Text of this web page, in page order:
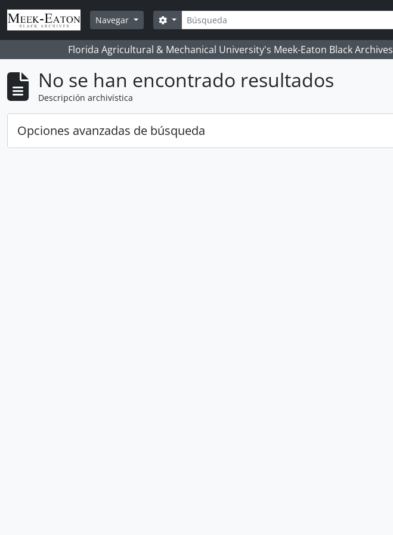
Skip to main content
Navegar
Búsqueda
Search options
Florida Agricultural & Mechanical University's Meek-Eaton Black Archives
No se han encontrado resultados
Descripción archivística
Opciones avanzadas de búsqueda